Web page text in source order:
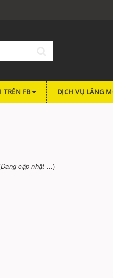
TRÊN FB DỊCH VỤ LĂNG
Đang cập nhật ...)